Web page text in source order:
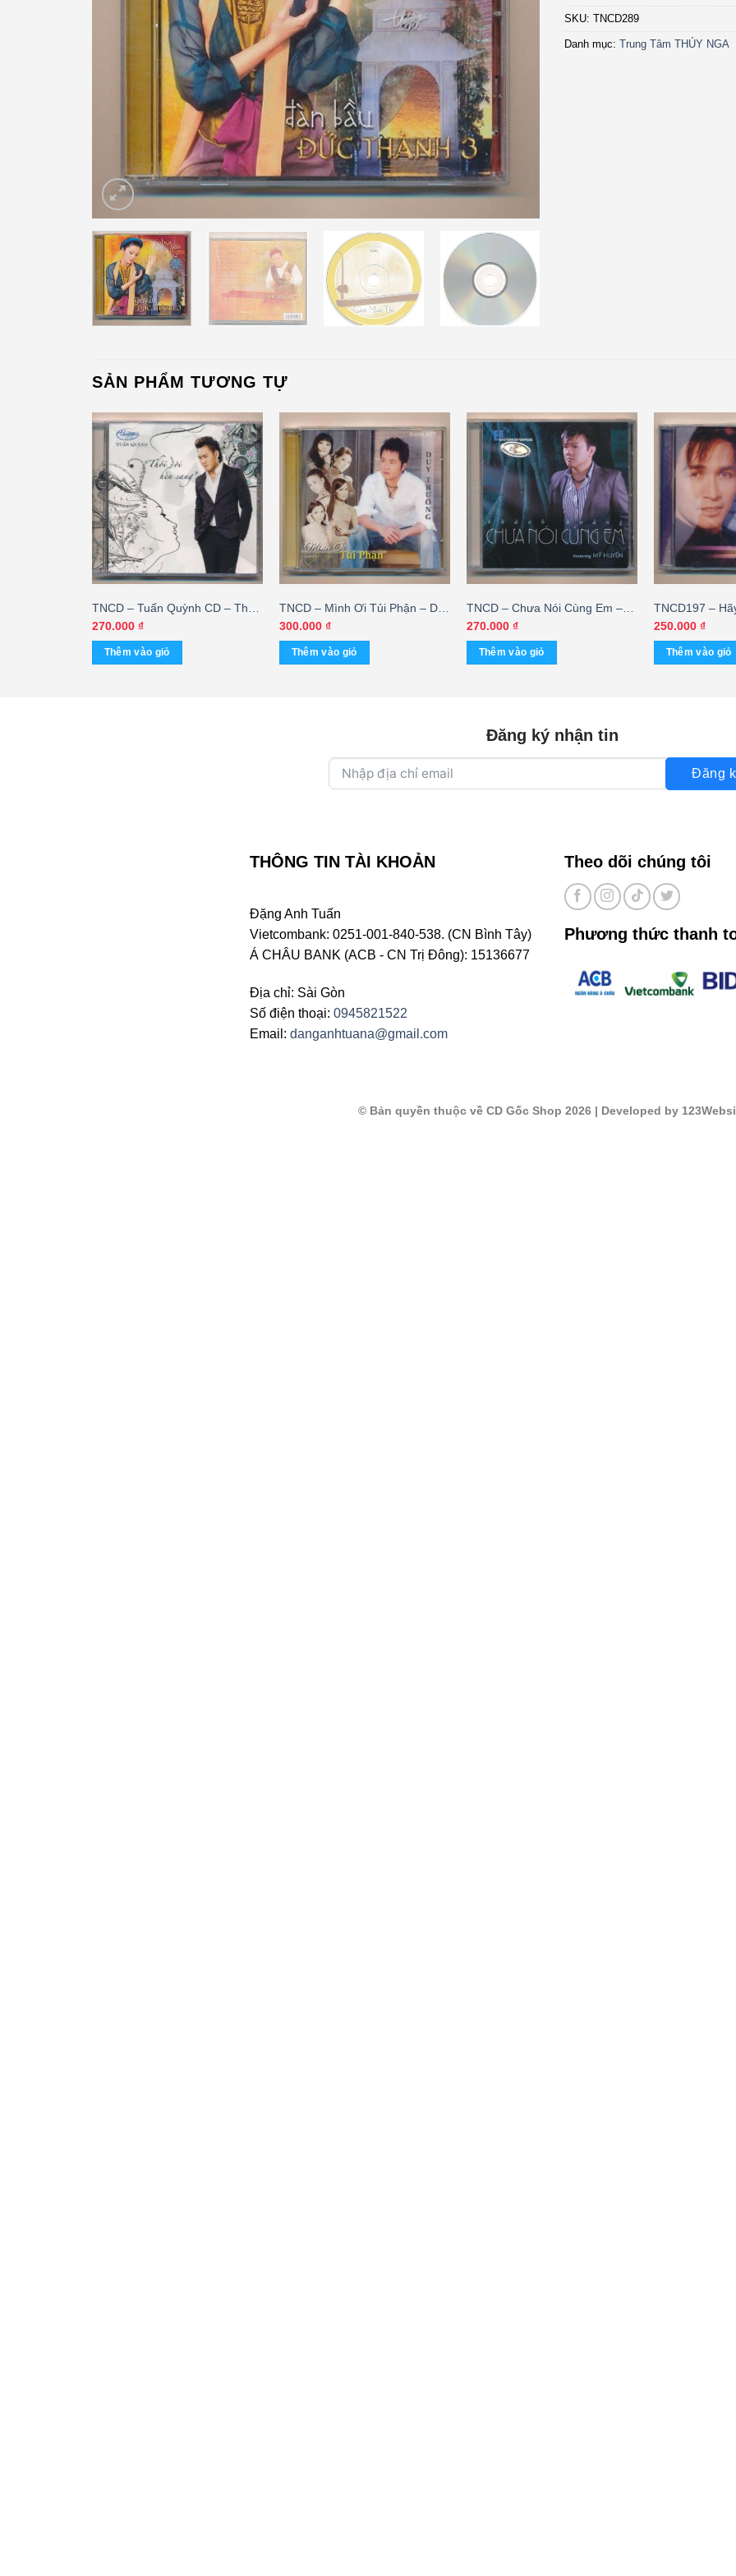
SKU: TNCD289
Danh mục: Trung Tâm THÚY NGA
SẢN PHẨM TƯƠNG TỰ
TNCD – Tuấn Quỳnh CD – Thói
Đời Hèn Sang – Tuấn Quỳnh
270.000 ₫
Thêm vào giỏ
TNCD – Mình Ơi Tủi Phận – Duy
Trường (2 Disc) KGTUS
300.000 ₫
Thêm vào giỏ
TNCD – Chưa Nói Cùng Em –
Khánh Hoàng
270.000 ₫
Thêm vào giỏ
TNCD197 –
Nguyễn Hưng
250.000 ₫
Thêm vào giỏ
Đăng ký nhận tin
Đăng
THÔNG TIN TÀI KHOẢN
Đặng Anh Tuấn
Vietcombank: 0251-001-840-538. (CN Bình Tây)
Á CHÂU BANK (ACB - CN Trị Đông): 15136677
Địa chỉ: Sài Gòn
Số điện thoại: 0945821522
Email: danganhtuana@gmail.com
Theo dõi chúng tôi
Phương thức thanh
© Bản quyền thuộc về CD Gốc Shop 2026| Developed by